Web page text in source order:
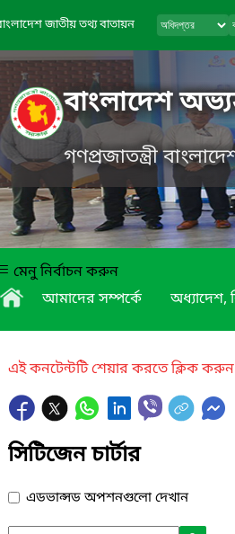
জাতীয় তথ্য বাতায়ন
বাংলাদেশ
গণপ্রজাতন্ত্রী
মেনু নির্বাচন করুন
আমাদের সম্পর্কে
এই কনটেন্টটি শেয়ার করতে ক্লিক করুন
সিটিজেন চার্টার
এডভান্সড অপশনগুলো দেখান